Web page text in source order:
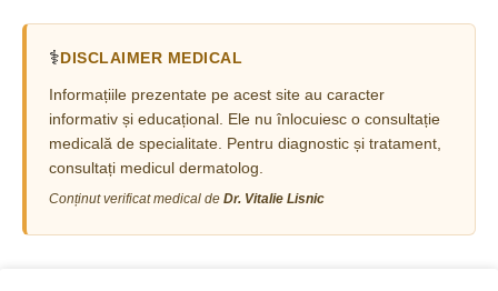
⚕️DISCLAIMER MEDICAL
Informațiile prezentate pe acest site au caracter
informativ și educațional. Ele nu înlocuiesc o consultație
medicală de specialitate. Pentru diagnostic și tratament,
consultați medicul dermatolog.
Conținut verificat medical de Dr. Vitalie Lisnic